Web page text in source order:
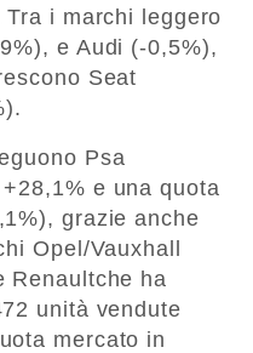
i marchi leggero
e Audi (-0,5%),
Seat
Psa
e una quota
grazie anche
Opel/Vauxhall
Renaultche ha
unità vendute
mercato in